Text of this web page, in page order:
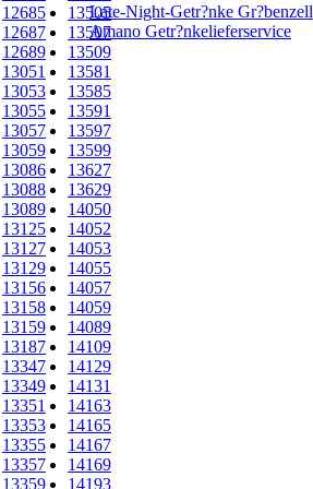
12685
12687
12689
13051
13053
13055
13057
13059
13086
13088
13089
13125
13127
13129
13156
13158
13159
13187
13347
13349
13351
13353
13355
13357
13359
13505
13507
13509
13581
13585
13591
13597
13599
13627
13629
14050
14052
14053
14055
14057
14059
14089
14109
14129
14131
14163
14165
14167
14169
14193
Late-Night-Getr?nke Gr?benzell
Amano Getr?nkelieferservice